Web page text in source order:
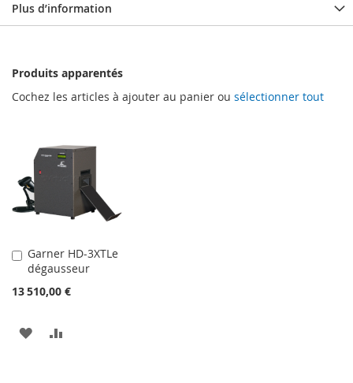
Plus d’information
Produits apparentés
Cochez les articles à ajouter au panier ou sélectionner tout
Garner HD-3XTLe
dégausseur
13 510,00 €
Ajouter
au
panier
AJOUTER